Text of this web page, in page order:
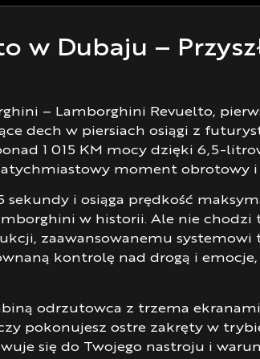
w Dubaju –
– Lamborghini Revuelto,
dech w piersiach osiągi z
1 015 KM mocy dzięki 6,5-
moment obrotowy i
i osiąga prędkość
w historii. Ale nie
zaawansowanemu systemowi
kontrolę nad drogą i
odrzutowca z trzema
pokonujesz ostre zakręty w
się do Twojego nastroju i